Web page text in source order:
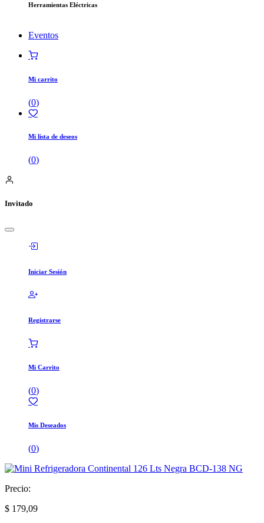
Herramientas Eléctricas
Eventos
Mi carrito
(0)
Mi lista de deseos
(0)
Invitado
Iniciar Sesión
Registrarse
Mi Carrito
(0)
Mis Deseados
(0)
Precio:
$ 179,09